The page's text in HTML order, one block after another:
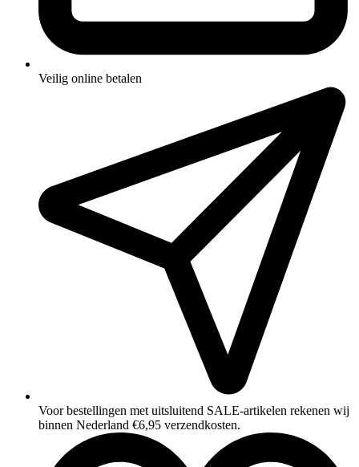
Veilig online betalen
Voor bestellingen met uitsluitend SALE‑artikelen rekenen wij
binnen Nederland €6,95 verzendkosten.